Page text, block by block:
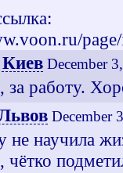
Киев December
за работу.
December
научила
чётко